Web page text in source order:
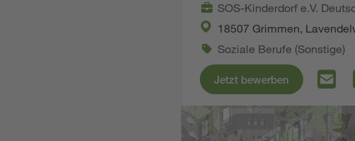
SOS-Kinderdorf e.V.
18507 Grimmen,
Soziale Berufe (Sonstige)
Jetzt bewerben